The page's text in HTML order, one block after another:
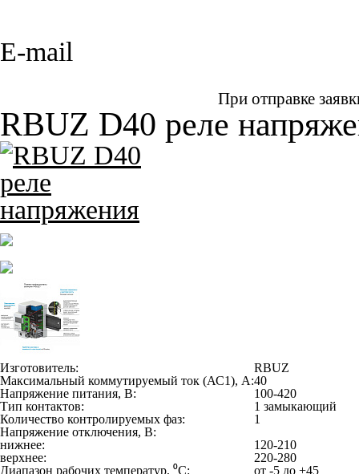
E-mail
При отправке
RBUZ D40 реле
Изготовитель:
RBUZ
Максимальный коммутируемый ток (АС1), А:40
Напряжение питания, В:
100-420
Тип контактов:
1 замыкающий
Количество контролируемых фаз:
1
Напряжение отключения, В:
нижнее:
120-210
верхнее:
220-280
Диапазон рабочих температур, ⁰С:
от -5 до +45